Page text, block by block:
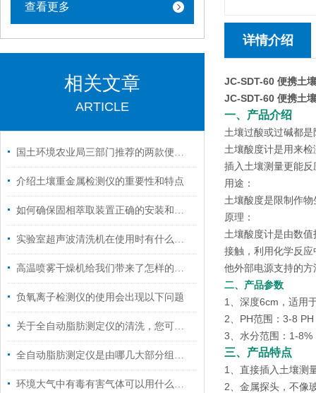
查看更多
相关文章
ARTICLE
国土环境农业局三部门推荐的两款便携土壤重金属检测仪的检测方法和使用技巧
介绍土壤重金属检测仪的重要性和特点
如何确保固相萃取装置正确的安装和有效运行呢？
实验室超声波清洗机在使用时有什么技巧呢？
高温喷雾干燥机给我们带来了怎样的特点呢？
负氧离子检测仪的使用会出现以下问题
关于全自动脂肪测定仪的清洗，您可知晓？
全自动脂肪测定仪是由哪几大部分组成的呢？
环境大气中有毒有害气体可以用什么仪器检测？
详情介绍
JC-SDT-60 便携土
JC-SDT-60 便携土
一、产品介绍
土壤过酸或过碱都
土壤酸度计是用来
插入土壤测量更能
用途：
土壤酸度是限制作
原理：
土壤酸度计是由数
接触，利用化学反
他外部电源支持的方
二、产品参数
1、深度6cm，适用
2、PH范围：3-8
3、水分范围：1-8%
三、产品特点
1、直接插入土壤测
2、金属探头，不像